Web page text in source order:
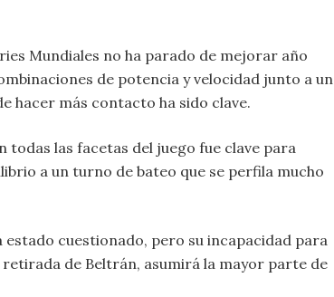
Mundiales no ha parado de mejorar año
de potencia y velocidad junto a un
hacer más contacto ha sido clave.
todas las facetas del juego fue clave para
a un turno de bateo que se perfila mucho
cuestionado, pero su incapacidad para
de Beltrán, asumirá la mayor parte de